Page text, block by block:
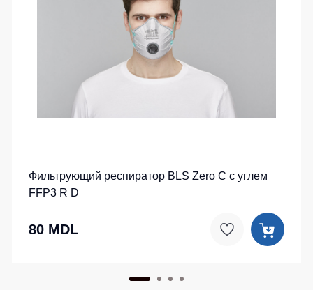
Фильтрующий респиратор BLS Zero C с углем
FFP3 R D
80 MDL